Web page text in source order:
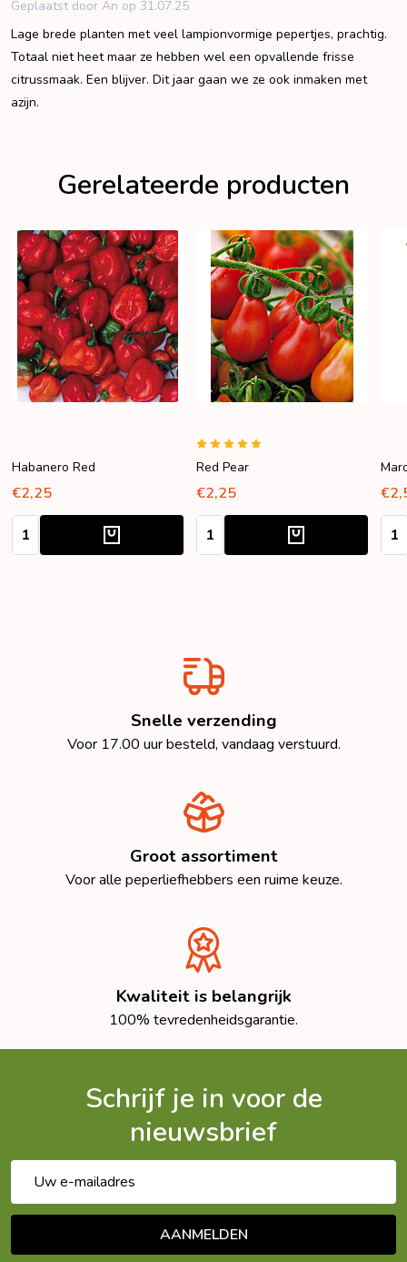
Geplaatst door An op 31.07.25
Lage brede planten met veel lampionvormige pepertjes, prachtig.
Totaal niet heet maar ze hebben wel een opvallende frisse
citrussmaak. Een blijver. Dit jaar gaan we ze ook inmaken met
azijn.
Gerelateerde producten
Habanero Red
€2,25
Aantal:
Red Pear
€2,25
Aantal:
Snelle verzending
Voor 17.00 uur besteld, vandaag verstuurd.
Groot assortiment
Voor alle peperliefhebbers een ruime keuze.
Kwaliteit is belangrijk
100% tevredenheidsgarantie.
Schrijf je in voor de
nieuwsbrief
mailadres
AANMELDEN